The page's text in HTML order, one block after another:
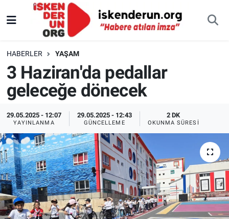
HABERLER YAŞAM
3 Haziran'da pedallar
geleceğe dönecek
29.05.2025 - 12:07
YAYINLANMA
29.05.2025 - 12:43
GÜNCELLEME
2 DK
OKUNMA SÜRESI